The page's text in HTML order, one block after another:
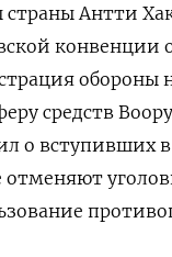
страны Антти
конвенции
обороны
средств
о вступивших в
отменяют